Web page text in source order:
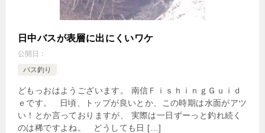
日中バスが表層に出にくいワケ
公開日：
バス釣り
どもっおはようございます。 南信ＦｉｓｈｉｎｇＧｕｉｄ
ｅです。 日頃、トップが良いとか、この時期は水面がアツ
い！とか言っておりますが、 実際は一日ずーっと釣れ続く
のは稀ですよね。 どうしても日 […]